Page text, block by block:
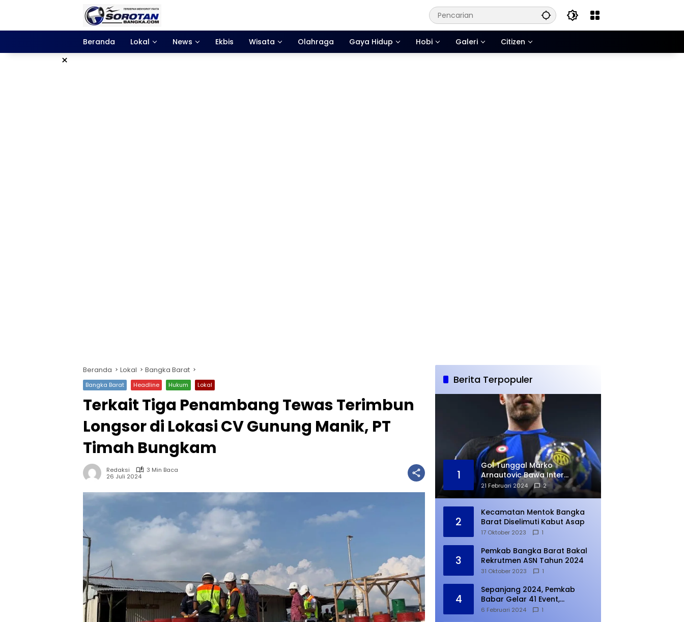
Beranda
Lokal News Ekbis Wisata Olahraga Gaya Hidup Hobi Galeri Citizen
×
Beranda Lokal Bangka Barat
Bangka Barat Headline Hukum Lokal
Terkait Tiga Penambang Tewas Terimbun
Longsor di Lokasi CV Gunung Manik, PT
Timah Bungkam
Redaksi
3 Min Baca
26 Juli 2024
Berita Terpopuler
1
Gol Tunggal Marko
Arnautovic Bawa Inter
Ungguli Atletico Madrid
21 Februari 2024 2
2
Kecamatan Mentok Bangka
Barat Diselimuti Kabut Asap
17 Oktober 2023 1
3
Pemkab Bangka Barat Bakal
Rekrutmen ASN Tahun 2024
31 Oktober 2023 1
4
Sepanjang 2024, Pemkab
Babar Gelar 41 Event,
Meningkat dari Tahun Lalu
6 Februari 2024 1